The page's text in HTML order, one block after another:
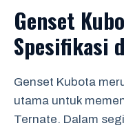
Genset
Spesifikasi
Genset Kubota
utama untuk
Ternate. Dalam